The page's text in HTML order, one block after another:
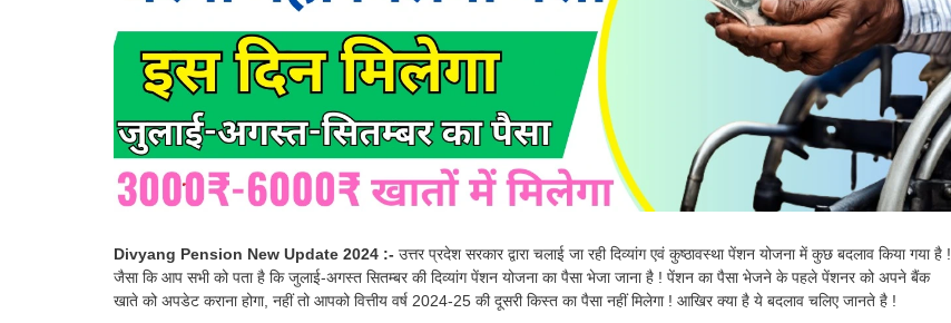
Divyang Pension New Update 2024 :- उत्तर प्रदेश सरकार द्वारा चलाई जा रही दिव्यांग एवं कुष्ठावस्था पेंशन योजना में कुछ बदलाव किया गया है !
जैसा कि आप सभी को पता है कि जुलाई-अगस्त सितम्बर की दिव्यांग पेंशन योजना का पैसा भेजा जाना है ! पेंशन का पैसा भेजने के पहले पेंशनर को अपने बैंक
खाते को अपडेट कराना होगा, नहीं तो आपको वित्तीय वर्ष 2024-25 की दूसरी किस्त का पैसा नहीं मिलेगा ! आखिर क्या है ये बदलाव चलिए जानते है !